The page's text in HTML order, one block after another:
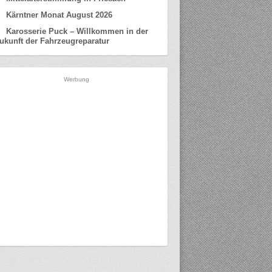
Kärntner Monat August 2026
Karosserie Puck – Willkommen in der
der Fahrzeugreparatur
Werbung